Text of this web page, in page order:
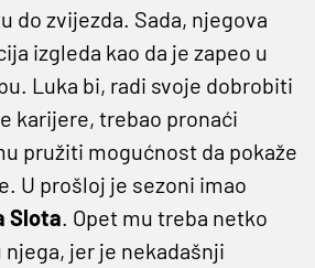
do zvijezda. Sada, njegova
izgleda kao da je zapeo u
Luka bi, radi svoje dobrobiti
karijere, trebao pronaći
pružiti mogućnost da pokaže
U prošloj je sezoni imao
Slota. Opet mu treba netko
jer je nekadašnji